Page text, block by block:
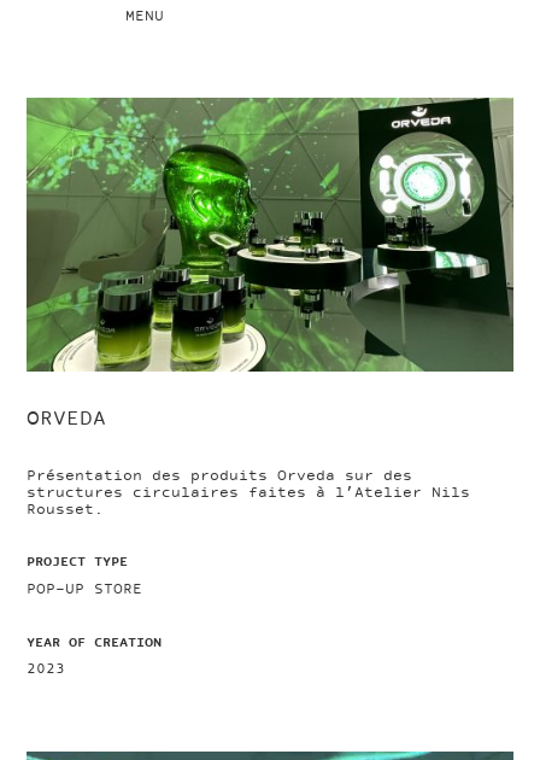
Toggle
MENU
ORVEDA
Présentation des produits Orveda sur des
structures circulaires faites à l’Atelier Nils
Rousset.
PROJECT TYPE
POP-UP STORE
YEAR OF CREATION
2023